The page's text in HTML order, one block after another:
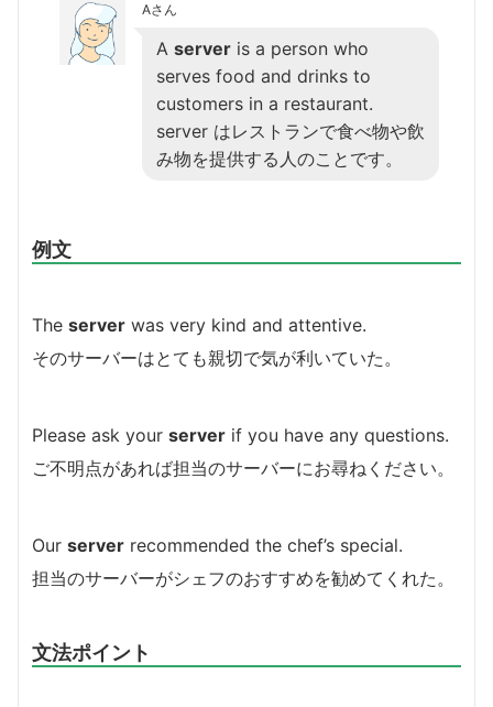
Aさん
A server is a person who
serves food and drinks to
customers in a restaurant.
server はレストランで食べ物や飲
み物を提供する人のことです。
例文
The server was very kind and attentive.
そのサーバーはとても親切で気が利いていた。
Please ask your server if you have any questions.
ご不明点があれば担当のサーバーにお尋ねください。
Our server recommended the chef’s special.
担当のサーバーがシェフのおすすめを勧めてくれた。
文法ポイント